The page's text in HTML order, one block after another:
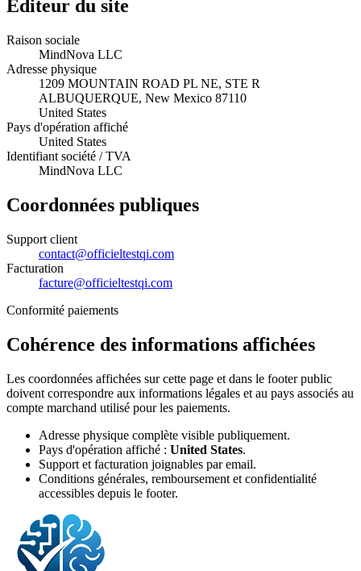
Éditeur du site
Raison sociale
MindNova LLC
Adresse physique
1209 MOUNTAIN ROAD PL NE, STE R
ALBUQUERQUE, New Mexico 87110
United States
Pays d'opération affiché
United States
Identifiant société / TVA
MindNova LLC
Coordonnées publiques
Support client
contact@officieltestqi.com
Facturation
facture@officieltestqi.com
Conformité paiements
Cohérence des informations affichées
Les coordonnées affichées sur cette page et dans le footer public
doivent correspondre aux informations légales et au pays associés au
compte marchand utilisé pour les paiements.
Adresse physique complète visible publiquement.
Pays d'opération affiché : United States.
Support et facturation joignables par email.
Conditions générales, remboursement et confidentialité
accessibles depuis le footer.